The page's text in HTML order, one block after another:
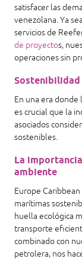
satisfacer las
venezolana. Ya sea
servicios de
de proyectos,
operaciones sin
En una era donde
es crucial que la
asociados
sostenibles.
La
ambiente
Europe
marítimas
huella ecológica
transporte
combinado con
petrolera, nos